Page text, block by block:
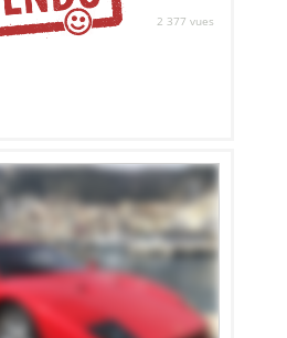
2 377 vues